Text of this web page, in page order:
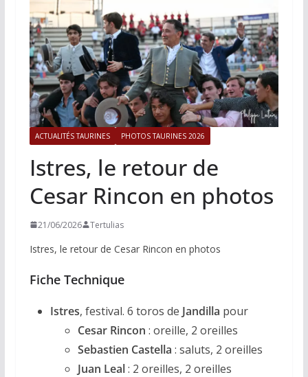
ACTUALITÉS TAURINES PHOTOS TAURINES 2026
Istres, le retour de
Cesar Rincon en photos
21/06/2026 Tertulias
Istres, le retour de Cesar Rincon en photos
Fiche Technique
Istres, festival. 6 toros de Jandilla pour
Cesar Rincon : oreille, 2 oreilles
Sebastien Castella : saluts, 2 oreilles
Juan Leal: 2 oreilles, 2 oreilles